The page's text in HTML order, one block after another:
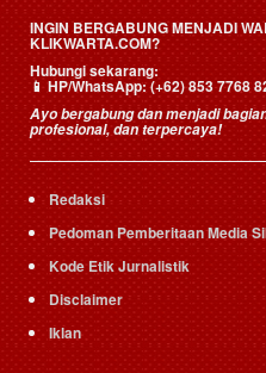
INGIN BERGABUNG MENJADI
KLIKWARTA.COM?
Hubungi sekarang:
📱HP/WhatsApp:(+62) 853 7768
Ayo bergabung dan menjadi
profesional, dan terpercaya!
Redaksi
Pedoman Pemberitaan Media
Kode Etik Jurnalistik
Disclaimer
Iklan